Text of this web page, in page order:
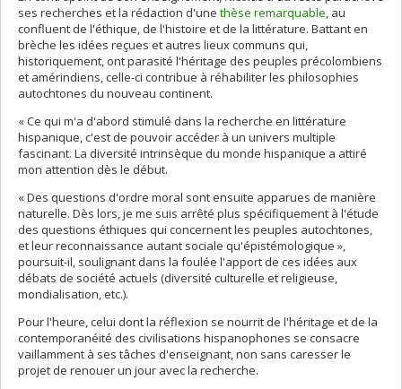
ses recherches et la rédaction d'une thèse remarquable, au
confluent de l'éthique, de l'histoire et de la littérature. Battant en
brèche les idées reçues et autres lieux communs qui,
historiquement, ont parasité l'héritage des peuples précolombiens
et amérindiens, celle-ci contribue à réhabiliter les philosophies
autochtones du nouveau continent.
« Ce qui m'a d'abord stimulé dans la recherche en littérature
hispanique, c'est de pouvoir accéder à un univers multiple
fascinant. La diversité intrinsèque du monde hispanique a attiré
mon attention dès le début.
« Des questions d'ordre moral sont ensuite apparues de manière
naturelle. Dès lors, je me suis arrêté plus spécifiquement à l'étude
des questions éthiques qui concernent les peuples autochtones,
et leur reconnaissance autant sociale qu'épistémologique »,
poursuit-il, soulignant dans la foulée l'apport de ces idées aux
débats de société actuels (diversité culturelle et religieuse,
mondialisation, etc.).
Pour l'heure, celui dont la réflexion se nourrit de l'héritage et de la
contemporanéité des civilisations hispanophones se consacre
vaillamment à ses tâches d'enseignant, non sans caresser le
projet de renouer un jour avec la recherche.